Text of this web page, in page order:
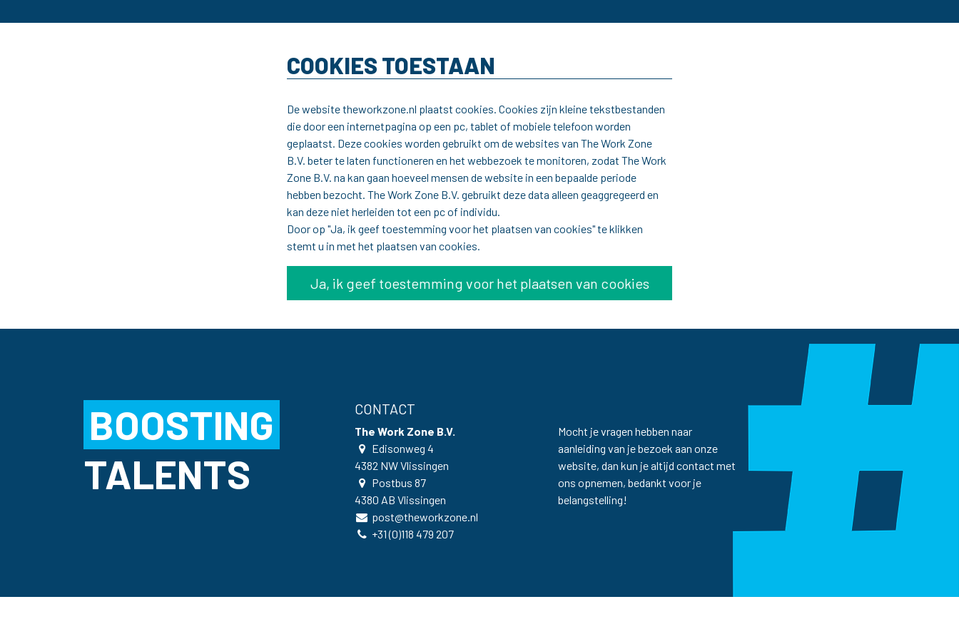
COOKIES TOESTAAN
De website theworkzone.nl plaatst cookies. Cookies zijn kleine tekstbestanden
die door een internetpagina op een pc, tablet of mobiele telefoon worden
geplaatst. Deze cookies worden gebruikt om de websites van The Work Zone
B.V. beter te laten functioneren en het webbezoek te monitoren, zodat The Work
Zone B.V. na kan gaan hoeveel mensen de website in een bepaalde periode
hebben bezocht. The Work Zone B.V. gebruikt deze data alleen geaggregeerd en
kan deze niet herleiden tot een pc of individu.
Door op "Ja, ik geef toestemming voor het plaatsen van cookies" te klikken
stemt u in met het plaatsen van cookies.
Ja, ik geef toestemming voor het plaatsen van cookies
BOOSTING
TALENTS
CONTACT
The Work Zone B.V.
Edisonweg 4
4382 NWVlissingen
Postbus 87
4380 AB Vlissingen
post@theworkzone.nl
+31 (0)118 479 207
Mocht je vragen hebben naar
aanleiding van je bezoek aan onze
website, dan kun je altijd contact met
ons opnemen, bedankt voor je
belangstelling!